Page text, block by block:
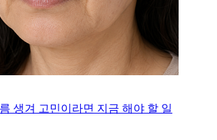
생겨 고민이라면 지금 해야 할 일